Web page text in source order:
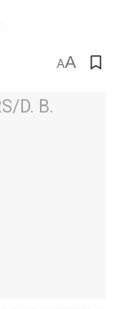
AA